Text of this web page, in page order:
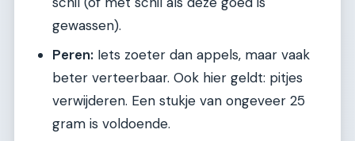
gewassen).
Peren: Iets zoeter dan appels, maar vaak
beter verteerbaar. Ook hier geldt: pitjes
verwijderen. Een stukje van ongeveer 25
gram is voldoende.